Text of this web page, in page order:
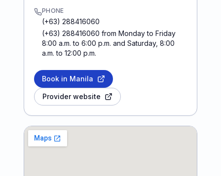
PHONE
(+63) 288416060
(+63) 288416060 from Monday to Friday
8:00 a.m. to 6:00 p.m. and Saturday, 8:00
a.m. to 12:00 p.m.
Book in Manila
Provider website